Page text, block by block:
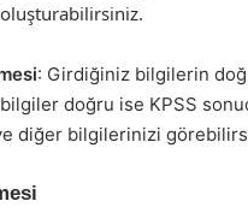
: Girdiğiniz bilgilerin
doğru ise KPSS
ve diğer bilgilerinizi